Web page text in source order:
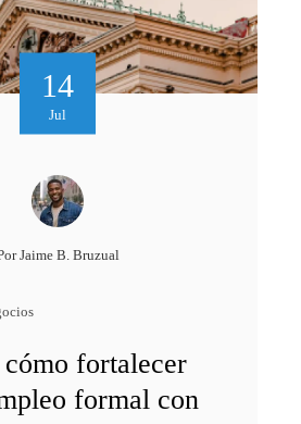
14
Jul
Jaime B. Bruzual
fortalecer
formal con